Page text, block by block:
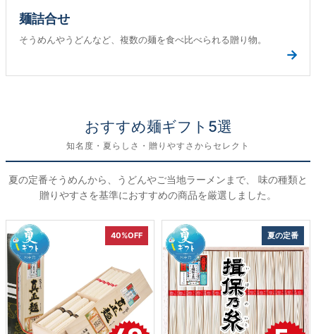
麺詰合せ
そうめんやうどんなど、複数の麺を食べ比べられる贈り物。
→
おすすめ麺ギフト5選
知名度・夏らしさ・贈りやすさからセレクト
夏の定番そうめんから、うどんやご当地ラーメンまで、 味の種類と
贈りやすさを基準におすすめの商品を厳選しました。
40%OFF 夏の定番